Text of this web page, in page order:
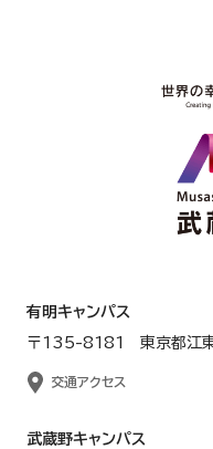
有明キャンパス
〒135-8181 東京都江東
交通アクセス
武蔵野キャンパス